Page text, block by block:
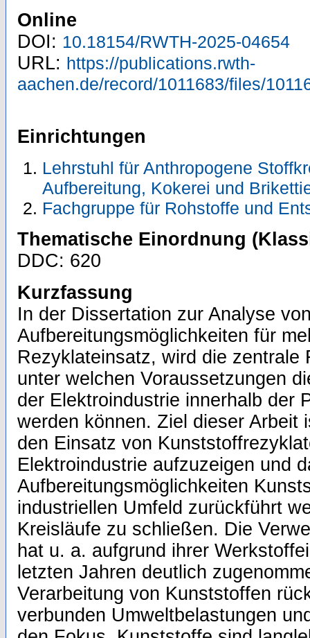
Online
DOI: 10.18154/RWTH-2025-04654
URL: https://publications.rwth-
aachen.de/record/1011683/files/
Einrichtungen
Lehrstuhl für Anthropogene
Aufbereitung, Kokerei und
Fachgruppe für Rohstoffe und
Thematische Einordnung
DDC: 620
Kurzfassung
In der Dissertation zur Analyse
Aufbereitungsmöglichkeiten für
Rezyklateinsatz, wird die zentrale
unter welchen Voraussetzungen
der Elektroindustrie innerhalb der
werden können. Ziel dieser Arbeit
den Einsatz von
Elektroindustrie aufzuzeigen und
Aufbereitungsmöglichkeiten
industriellen Umfeld zurückführt
Kreisläufe zu schließen. Die
hat u. a. aufgrund ihrer
letzten Jahren deutlich
Verarbeitung von Kunststoffen
verbunden Umweltbelastungen